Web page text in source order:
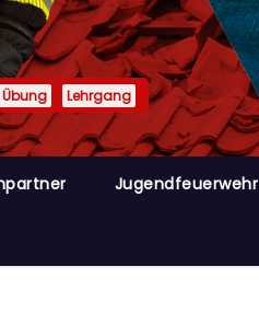
Übung Lehrgang
Jugendfeuerwehr